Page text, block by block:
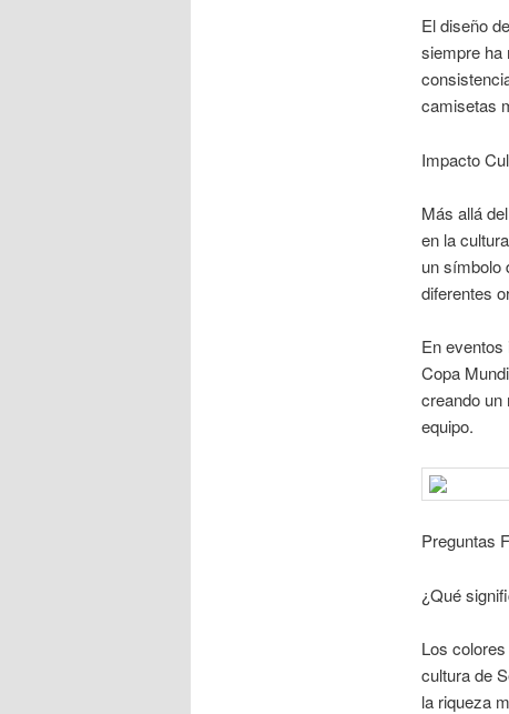
El diseño
siempre ha
camisetas
Impacto
Más allá
en la
un símbolo
diferentes
En
Copa
creando un
equipo.
Preguntas
¿Qué
Los
cultura de
la riqueza